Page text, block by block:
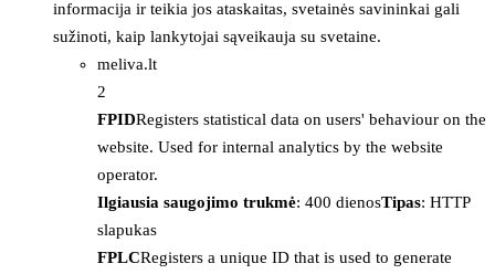
informacija ir teikia jos ataskaitas, svetainės savininkai gali
sužinoti, kaip lankytojai sąveikauja su svetaine.
meliva.lt
2
FPIDRegisters statistical data on users' behaviour on the
website. Used for internal analytics by the website
operator.
Ilgiausia saugojimo trukmė: 400 dienosTipas: HTTP
slapukas
FPLCRegisters a unique ID that is used to generate